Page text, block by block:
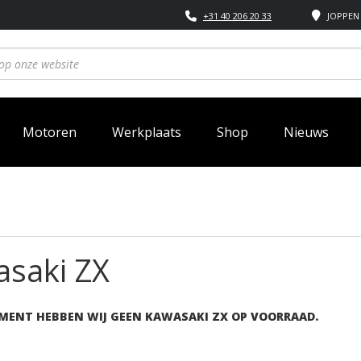
+31 40 206 20 33
Motoren Werkplaats Shop Nieuws
ZX
HEBBEN WIJ GEEN KAWASAKI ZX OP VOORRAAD.